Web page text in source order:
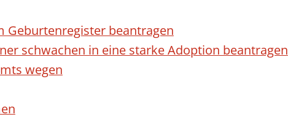
Geburtenregister beantragen
schwachen in eine starke Adoption beantragen
wegen